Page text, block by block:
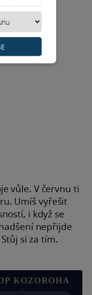
vůle. V červnu ti
Umíš vyřešit
i když se
nepřijde
si za tím.
KOZOROHA